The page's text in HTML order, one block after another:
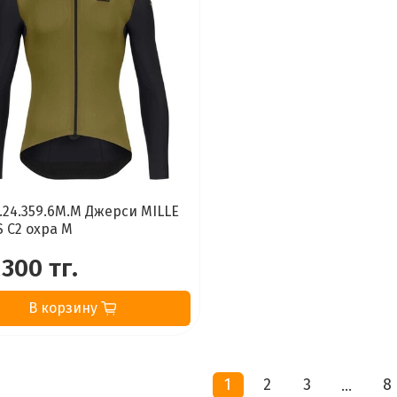
Джерси MILLE
C2 охра M
тг.
В корзину
1 2 3 … 8